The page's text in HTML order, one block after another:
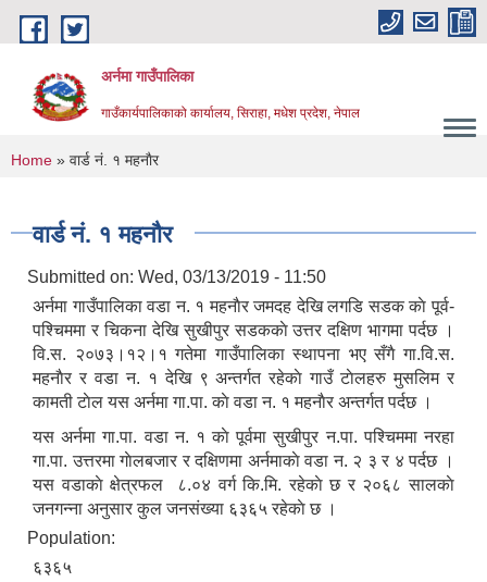
Skip to main content
अर्नमा गाउँपालिका
गाउँकार्यपालिकाको कार्यालय, सिराहा, मधेश प्रदेश, नेपाल
You are here
Home » वार्ड नं. १ महनाैर
वार्ड नं. १ महनाैर
Submitted on: Wed, 03/13/2019 - 11:50
अर्नमा गाउँपालिका वडा ‌न. १ महनाैर जमदह देखि लगडि सडक काे पूर्व-
पश्चिममा र चिकना देखि सुखीपुर सडककाे उत्तर दक्षिण भागमा पर्दछ ।
वि.स. २०७३।१२।१ गतेमा गाउँपालिका स्थापना भए सँगै गा.वि.स.
महनाैर र वडा न. १ देखि ९ अन्तर्गत रहेकाे गाउँ टाेलहरु मुसलिम र
कामती टाेल यस अर्नमा गा.पा. काे वडा न. १ महनाैर अन्तर्गत पर्दछ ।
यस अर्नमा गा.पा. वडा न. १ काे पूर्वमा सुखीपुर न.पा. पश्चिममा नरहा
गा.पा. उत्तरमा गाेलबजार र दक्षिणमा अर्नमाकाे वडा न. २ ३ र ४ पर्दछ ।
यस वडाकाे क्षेत्रफल ८.०४ वर्ग कि.मि. रहेकाे छ र २०६८ सालकाे
जनगन्ना अनुसार कुल जनसंख्या ६३६५ रहेकाे छ ।
Population:
६३६५